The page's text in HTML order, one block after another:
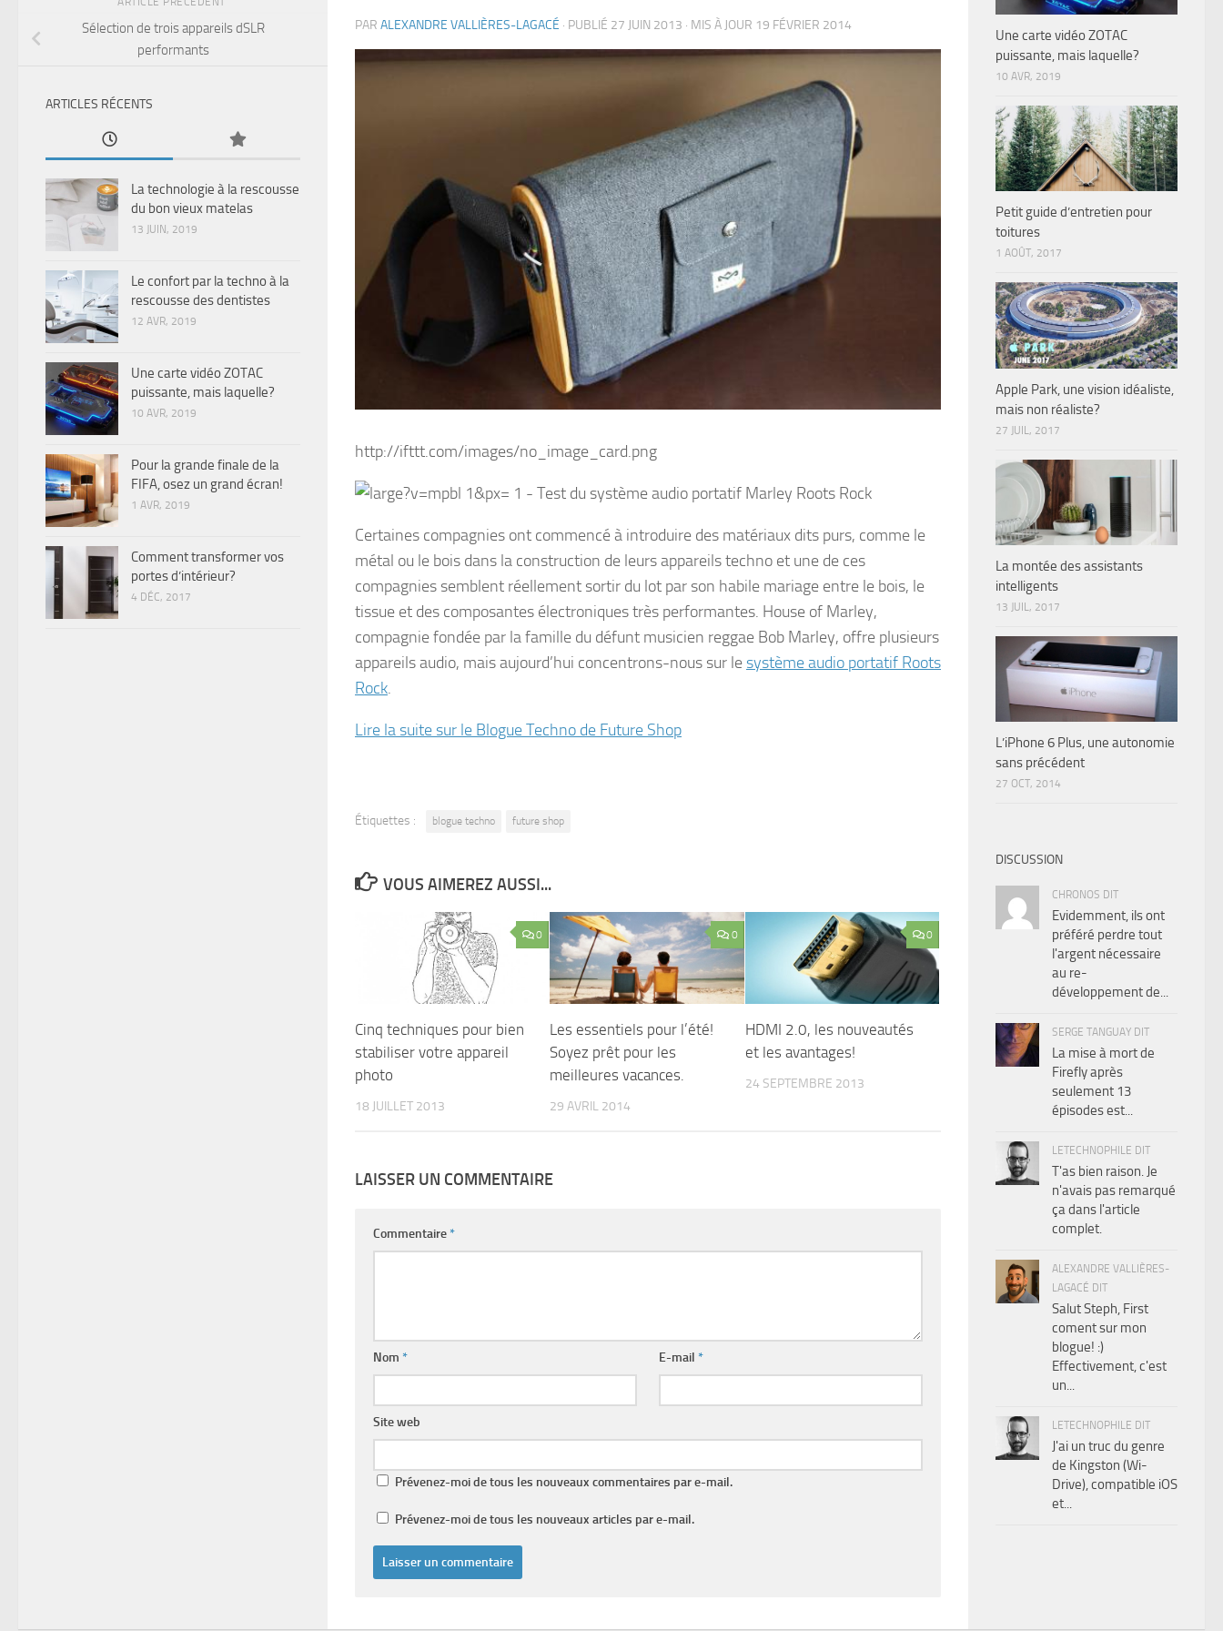
PAR ALEXANDRE VALLIÈRES-LAGACÉ · PUBLIÉ 27 JUIN 2013 · MIS À JOUR 19 FÉVRIER 2014
http://ifttt.com/images/no_image_card.png
Certaines compagnies ont commencé à introduire des matériaux dits purs, comme le
métal ou le bois dans la construction de leurs appareils techno et une de ces
compagnies semblent réellement sortir du lot par son habile mariage entre le bois, le
tissue et des composantes électroniques très performantes. House of Marley,
compagnie fondée par la famille du défunt musicien reggae Bob Marley, offre plusieurs
appareils audio, mais aujourd’hui concentrons-nous sur le système audio portatif Roots
Rock.
Lire la suite sur le Blogue Techno de Future Shop
Étiquettes : blogue techno future shop
VOUS AIMEREZ AUSSI...
0
Cinq techniques pour bien
stabiliser votre appareil
photo
18 JUILLET 2013
0
Les essentiels pour l’été!
Soyez prêt pour les
meilleures vacances.
29 AVRIL 2014
0
HDMI 2.0, les nouveautés
et les avantages!
24 SEPTEMBRE 2013
LAISSER UN COMMENTAIRE
Commentaire*
Nom * E-mail*
Site web
Prévenez-moi de tous les nouveaux commentaires par e-mail.
Prévenez-moi de tous les nouveaux articles par e-mail.
Sélection de trois appareils dSLR
performants
ARTICLES RÉCENTS
La technologie à la rescousse
du bon vieux matelas
13 JUIN, 2019
Le confort par la techno à la
rescousse des dentistes
12 AVR, 2019
Une carte vidéo ZOTAC
puissante, mais laquelle?
10 AVR, 2019
Pour la grande finale de la
FIFA, osez un grand écran!
1 AVR, 2019
Comment transformer vos
portes d’intérieur?
4 DÉC, 2017
Une carte vidéo ZOTAC
puissante, mais laquelle?
10 AVR, 2019
Petit guide d’entretien pour
toitures
1 AOÛT, 2017
Apple Park, une vision idéaliste,
mais non réaliste?
27 JUIL, 2017
La montée des assistants
intelligents
13 JUIL, 2017
L’iPhone 6 Plus, une autonomie
sans précédent
27 OCT, 2014
DISCUSSION
CHRONOS DIT
Evidemment, ils ont
préféré perdre tout
l'argent nécessaire
au re-
développement de...
SERGE TANGUAY DIT
La mise à mort de
Firefly après
seulement 13
épisodes est...
LETECHNOPHILE DIT
T'as bien raison. Je
n'avais pas remarqué
ça dans l'article
complet.
ALEXANDRE VALLIÈRES-
LAGACÉ DIT
Salut Steph, First
coment sur mon
blogue! :)
Effectivement, c'est
un...
LETECHNOPHILE DIT
J'ai un truc du genre
de Kingston (Wi-
Drive), compatible iOS
et...